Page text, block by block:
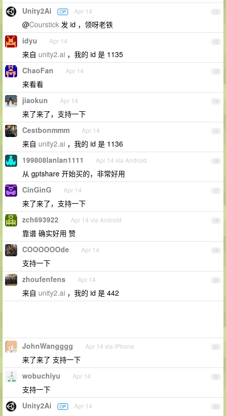
11
Unity2Ai OP Apr 14
@Courstick 发 id ，领呀老铁
12
idyu Apr 14
来自 unity2.ai ，我的 id 是 1135
13
ChaoFan Apr 14
来看看
14
jiaokun Apr 14
来了来了，支持一下
15
Cestbonmmm Apr 14
来自 unity2.ai ，我的 id 是 1136
16
199808lanlan1111 Apr 14 via Android
从 gptshare 开始买的，非常好用
17
CinGinG Apr 14
来了来了，支持一下
18
zch693922 Apr 14 via Android
靠谱 确实好用 赞
19
COOOOOOde Apr 14
支持一下
20
zhoufenfens Apr 14
来自 unity2.ai ，我的 id 是 442
21
JohnWangggg Apr 14 via iPhone
来了来了 支持一下
22
wobuchiyu Apr 14
支持一下
23
Unity2Ai OP Apr 14